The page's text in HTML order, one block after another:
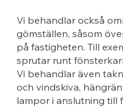
Vi behandlar också
gömställen, såsom
på fastigheten. Till
sprutar runt
Vi behandlar även
och vindskiva,
lampor i anslutning till